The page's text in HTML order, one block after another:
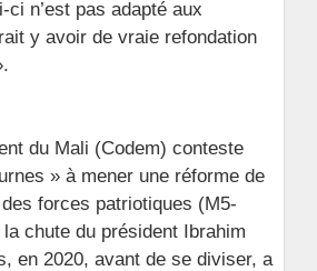
n’est pas adapté aux
y avoir de vraie refondation
du Mali (Codem) conteste
» à mener une réforme de
forces patriotiques (M5-
chute du président Ibrahim
en 2020, avant de se diviser, a